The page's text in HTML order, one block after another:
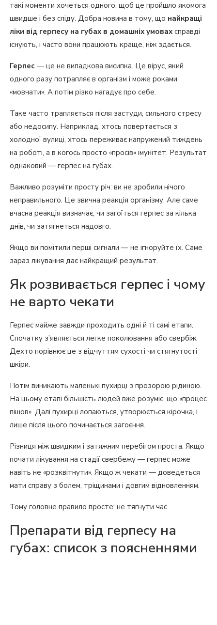
Алое та натуральні засоби
Мед і догляд за губами
Як прискорити загоєння і уникнути
повторів
такі моменти хочеться одного: щоб це пройшло якомога
швидше і без сліду. Добра новина в тому, що найкращі
ліки від герпесу на губах в домашніх умовах справді
існують, і часто вони працюють краще, ніж здається.
Герпес — це не випадкова висипка. Це вірус, який
одного разу потрапляє в організм і може роками
«мовчати». А потім різко нагадує про себе.
Таке часто трапляється після застуди, сильного стресу
або недосипу. Наприклад, хтось повертається з
холодної вулиці, хтось переживає напружений тиждень
на роботі, а в когось просто «просів» імунітет. Результат
однаковий — герпес на губах.
Важливо розуміти просту річ: ви не зробили нічого
неправильного. Це звична реакція організму. Але саме
вчасна реакція визначає, чи загоїться герпес за кілька
днів, чи затягнеться надовго.
Якщо ви помітили перші сигнали — не ігноруйте їх. Саме
зараз лікування дає найкращий результат.
Як розвивається герпес і чому
не варто чекати
Герпес майже завжди проходить одні й ті самі етапи.
Спочатку з’являється легке поколювання або свербіж.
Дехто порівнює це з відчуттям сухості чи стягнутості
шкіри.
Потім виникають маленькі пухирці з прозорою рідиною.
На цьому етапі більшість людей вже розуміє, що «процес
пішов». Далі пухирці лопаються, утворюється кірочка, і
лише після цього починається загоєння.
Різниця між швидким і затяжним перебігом проста. Якщо
почати лікування на стадії свербежу — герпес може
навіть не «розквітнути». Якщо ж чекати — доведеться
мати справу з болем, тріщинами і довгим відновленням.
Тому головне правило просте: не тягнути час.
Препарати від герпесу на
губах: список з поясненнями